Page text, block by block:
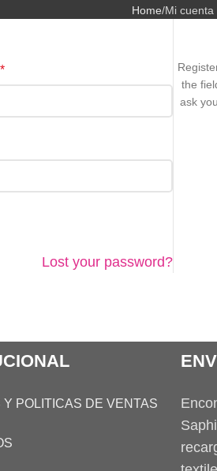
Home Mi cuenta
*
Lost your password?
the
ask
Y POLITICAS DE VENTAS